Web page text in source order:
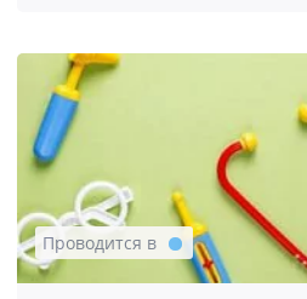
Проводится в